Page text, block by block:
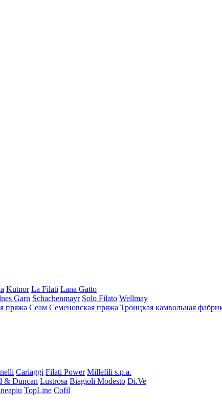
Kutnor La Filati Lana Gatto
Garn Schachenmayr Solo Filato Wellmay
пряжа Сеам Семеновская пряжа Троицкая камвольная
Cariaggi Filati Power Millefili s.p.a.
& Duncan Lustrosa Biagioli Modesto Di.Ve
TopLine Cofil